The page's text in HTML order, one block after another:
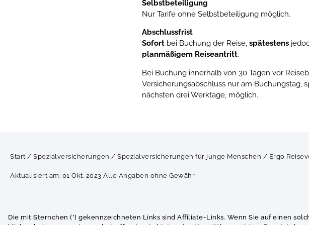
Selbstbeteiligung
Nur Tarife ohne Selbstbeteiligung möglich.
Abschlussfrist
Sofort bei Buchung der Reise,spätestens
planmäßigem Reiseantritt.
Bei Buchung innerhalb von 30 Tagen vor
Versicherungsabschluss nur am Buchungstag,
nächsten drei Werktage, möglich.
Aktualisiert am: 01 Okt. 2023 Alle Angaben ohne Gewähr
Start /Spezialversicherungen /Spezialversicherungen für junge Menschen / Ergo
Die mit Sternchen (*) gekennzeichneten Links sind Affiliate-Links. Wenn Sie auf einen